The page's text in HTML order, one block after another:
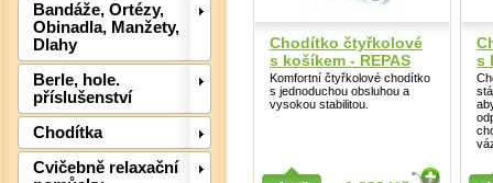
Bandáže, Ortézy,
Obinadla, Manžety,
Dlahy
Berle, hole.
příslušenství
Chodítka
Cvičebně relaxační
Chodítko čtyřkolové
s košíkem - REPAS
Komfortní čtyřkolové chodítko
s jednoduchou obsluhou a
vysokou stabilitou.
s
Detail
Detail